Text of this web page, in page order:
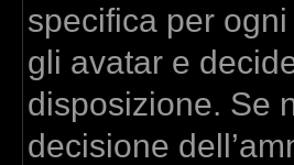
specifica per
gli avatar e
disposizione. Se
decisione